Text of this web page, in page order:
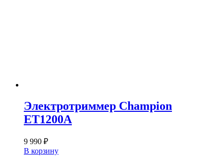
Электротриммер Champion
ET1200A
9 990 ₽
В корзину